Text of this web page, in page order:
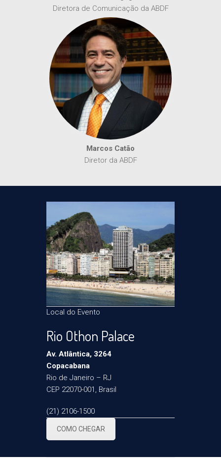
Diretora de Comunicação da ABDF
Marcos Catão
Diretor da ABDF
Local do Evento
Rio Othon Palace
Av. Atlântica, 3264
Copacabana
Rio de Janeiro – RJ
CEP 22070-001, Brasil
(21) 2106-1500
COMO CHEGAR